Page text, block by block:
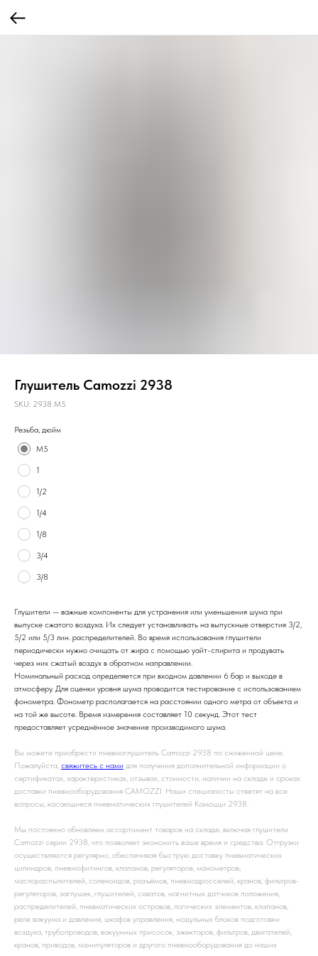
Глушитель Camozzi 2938
SKU: 2938 M5
Резьба, дюйм
M5
1
1/2
1/4
1/8
3/4
3/8
Глушители — важные компоненты для устранения или уменьшения шума при
выпуске сжатого воздуха. Их следует устанавливать на выпускные отверстия 3/2,
5/2 или 5/3 лин. распределителей. Во время использования глушители
периодически нужно очищать от жира с помощью уайт-спирита и продувать
через них сжатый воздух в обратном направлении.
Номинальный расход определяется при входном давлении 6 бар и выходе в
атмосферу. Для оценки уровня шума проводится тестирование с использованием
фонометра. Фонометр располагается на расстоянии одного метра от объекта и
на той же высоте. Время измерения составляет 10 секунд. Этот тест
предоставляет усреднённое значение производимого шума.
Вы можете приобрести пневмоглушитель Camozzi 2938 по сниженной цене.
Пожалуйста, свяжитесь с нами для получения дополнительной информации о
сертификатах, характеристиках, отзывах, стоимости, наличии на складе и сроках
доставки пневмооборудования CAMOZZI. Наши специалисты ответят на все
вопросы, касающиеся пневматических глушителей Камоцци 2938.
Мы постоянно обновляем ассортимент товаров на складе, включая глушители
Camozzi серии 2938, что позволяет экономить ваше время и средства. Отгрузки
осуществляются регулярно, обеспечивая быструю доставку пневматических
цилиндров, пневмофитингов, клапанов, регуляторов, манометров,
маслораспылителей, соленоидов, разъёмов, пневмодросселей, кранов, фильтров-
регуляторов, заглушек, глушителей, схватов, магнитных датчиков положения,
распределителей, пневматических островов, логических элементов, клапанов,
реле вакуума и давления, шкафов управления, модульных блоков подготовки
воздуха, трубопроводов, вакуумных присосок, эжекторов, фильтров, двигателей,
кранов, приводов, манипуляторов и другого пневмооборудования до наших